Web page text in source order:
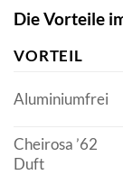
Die Vorteile
VORTEIL
Aluminiumfrei
Cheirosa ’62
Duft